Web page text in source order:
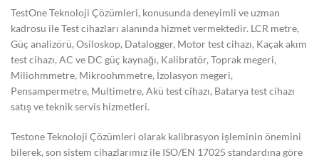
TestOne Teknoloji Çözümleri, konusunda deneyimli ve uzman
kadrosu ile Test cihazları alanında hizmet vermektedir. LCR metre,
Güç analizörü, Osiloskop, Datalogger, Motor test cihazı, Kaçak akım
test cihazı, AC ve DC güç kaynağı, Kalibratör, Toprak megeri,
Miliohmmetre, Mikroohmmetre, İzolasyon megeri,
Pensampermetre, Multimetre, Akü test cihazı, Batarya test cihazı
satış ve teknik servis hizmetleri.
Testone Teknoloji Çözümleri olarak kalibrasyon işleminin önemini
bilerek, son sistem cihazlarımız ile ISO/EN 17025 standardına göre